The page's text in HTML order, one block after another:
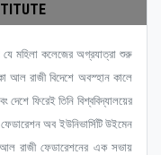
যে মহিলা কলেজের অগ্রযাত্রা শুরু
আল রাজী বিদেশে অবস্হান কালে
ফিরেই তিনি বিশ্ববিদ্যালয়ের
অব ইউনিভার্সিটি উইমেন
রাজী ফেডারেশনের এক সভায়